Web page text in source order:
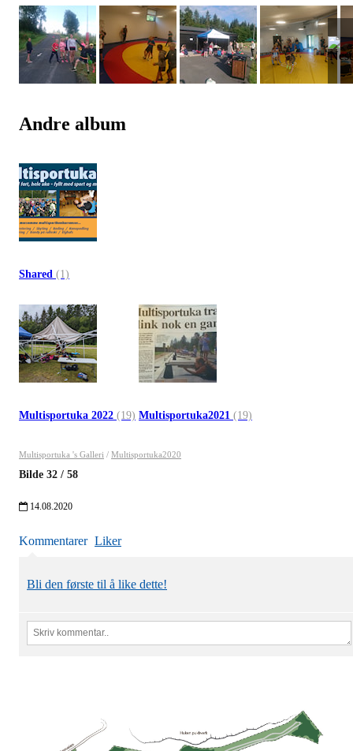
Andre album
Shared (1)
Multisportuka 2022 (19) Multisportuka2021 (19)
Multisportuka 's Galleri / Multisportuka2020
Bilde 32 / 58
14.08.2020
Kommentarer Liker
Bli den første til å like dette!